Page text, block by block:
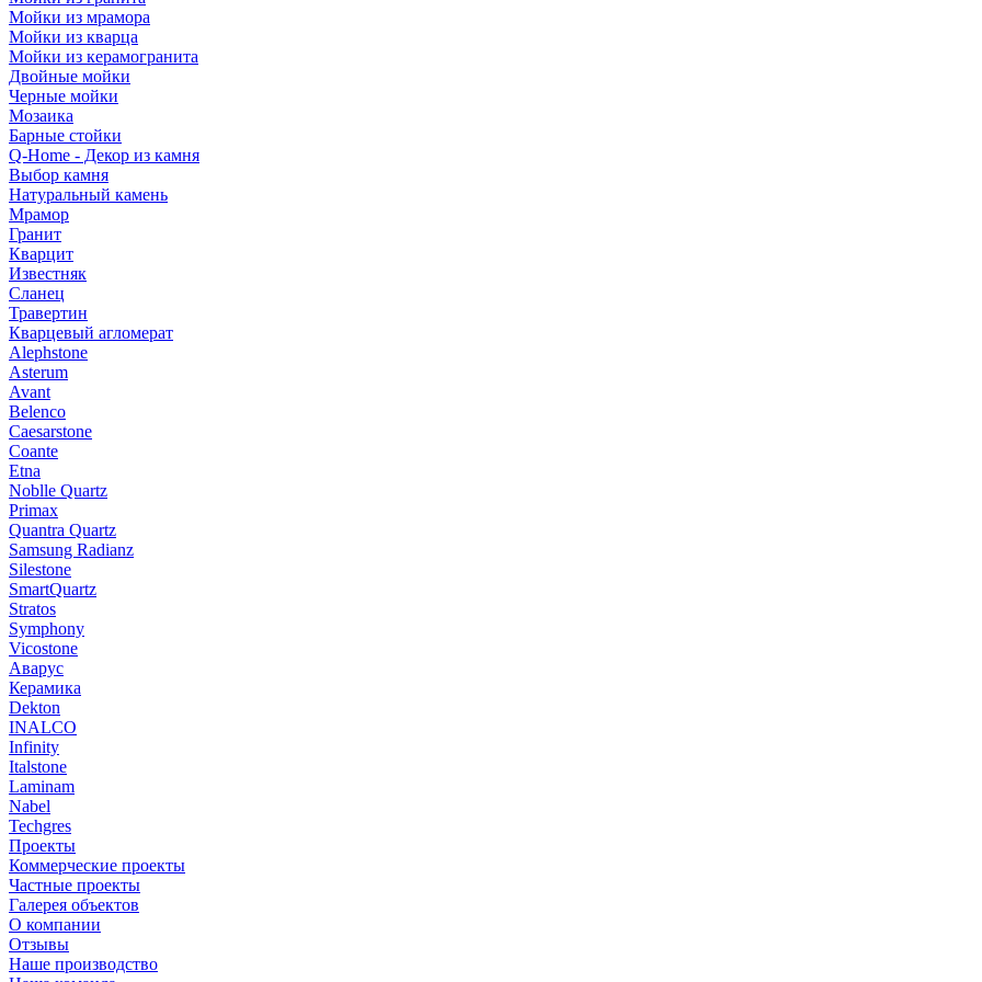
Мойки из мрамора
Мойки из кварца
Мойки из керамогранита
Двойные мойки
Черные мойки
Мозаика
Барные стойки
Q-Home - Декор из камня
Выбор камня
Натуральный камень
Мрамор
Гранит
Кварцит
Известняк
Сланец
Травертин
Кварцевый агломерат
Alephstone
Asterum
Avant
Belenco
Caesarstone
Coante
Etna
Noblle Quartz
Primax
Quantra Quartz
Samsung Radianz
Silestone
SmartQuartz
Stratos
Symphony
Vicostone
Аварус
Керамика
Dekton
INALCO
Infinity
Italstone
Laminam
Nabel
Techgres
Проекты
Коммерческие проекты
Частные проекты
Галерея объектов
О компании
Отзывы
Наше производство